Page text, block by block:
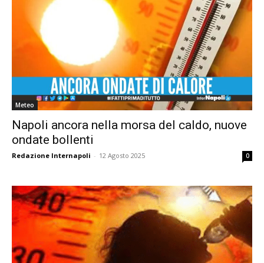
Meteo
Napoli ancora nella morsa del caldo, nuove
ondate bollenti
Redazione Internapoli - 12 Agosto 2025 0